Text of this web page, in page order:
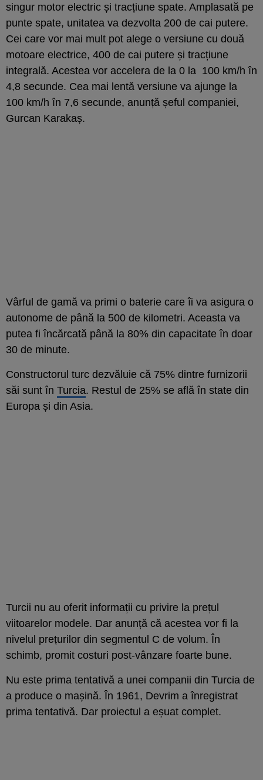
singur motor electric și tracțiune spate. Amplasată pe
punte spate, unitatea va dezvolta 200 de cai putere.
Cei care vor mai mult pot alege o versiune cu două
motoare electrice, 400 de cai putere și tracțiune
integrală. Acestea vor accelera de la 0 la 100 km/h în
4,8 secunde. Cea mai lentă versiune va ajunge la
100 km/h în 7,6 secunde, anunță șeful companiei,
Gurcan Karakaș.
Vârful de gamă va primi o baterie care îi va asigura o
autonome de până la 500 de kilometri. Aceasta va
putea fi încărcată până la 80% din capacitate în doar
30 de minute.
Constructorul turc dezvăluie că 75% dintre furnizorii
săi sunt în Turcia. Restul de 25% se află în state din
Europa și din Asia.
Turcii nu au oferit informații cu privire la prețul
viitoarelor modele. Dar anunță că acestea vor fi la
nivelul prețurilor din segmentul C de volum. În
schimb, promit costuri post-vânzare foarte bune.
Nu este prima tentativă a unei companii din Turcia de
a produce o mașină. În 1961, Devrim a înregistrat
prima tentativă. Dar proiectul a eșuat complet.